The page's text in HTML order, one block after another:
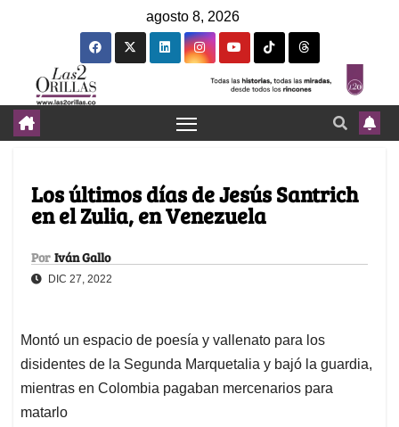
agosto 8, 2026
Los últimos días de Jesús Santrich
en el Zulia, en Venezuela
Por Iván Gallo
DIC 27, 2022
Montó un espacio de poesía y vallenato para los
disidentes de la Segunda Marquetalia y bajó la guardia,
mientras en Colombia pagaban mercenarios para
matarlo